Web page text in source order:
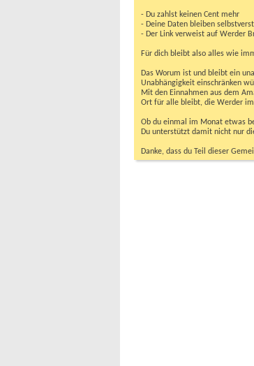
- Du zahlst keinen Cent mehr
- Deine Daten bleiben
- Der Link verweist auf Werder
Für dich bleibt also alles wie
Das Worum ist und bleibt ein
Unabhängigkeit einschränken
Mit den Einnahmen aus dem
Ort für alle bleibt, die Werder
Ob du einmal im Monat etwas
Du unterstützt damit nicht nur
Danke, dass du Teil dieser